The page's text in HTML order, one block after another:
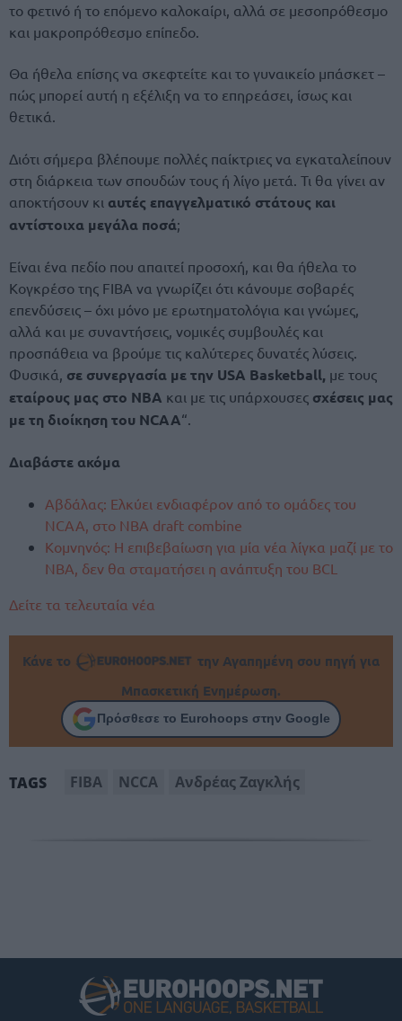
το φετινό ή το επόμενο καλοκαίρι, αλλά σε μεσοπρόθεσμο
και μακροπρόθεσμο επίπεδο.
Θα ήθελα επίσης να σκεφτείτε και το γυναικείο μπάσκετ –
πώς μπορεί αυτή η εξέλιξη να το επηρεάσει, ίσως και
θετικά.
Διότι σήμερα βλέπουμε πολλές παίκτριες να εγκαταλείπουν
στη διάρκεια των σπουδών τους ή λίγο μετά. Τι θα γίνει αν
αποκτήσουν κι αυτές επαγγελματικό στάτους και
αντίστοιχα μεγάλα ποσά;
Είναι ένα πεδίο που απαιτεί προσοχή, και θα ήθελα το
Κογκρέσο της FIBA να γνωρίζει ότι κάνουμε σοβαρές
επενδύσεις – όχι μόνο με ερωτηματολόγια και γνώμες,
αλλά και με συναντήσεις, νομικές συμβουλές και
προσπάθεια να βρούμε τις καλύτερες δυνατές λύσεις.
Φυσικά, σε συνεργασία με την USA Basketball, με τους
εταίρους μας στο NBA και με τις υπάρχουσες σχέσεις μας
με τη διοίκηση του NCAA“.
Διαβάστε ακόμα
Αβδάλας: Ελκύει ενδιαφέρον από το ομάδες του
NCAA, στο NBA draft combine
Κομνηνός: Η επιβεβαίωση για μία νέα λίγκα μαζί με το
NBA, δεν θα σταματήσει η ανάπτυξη του BCL
Δείτε τα τελευταία νέα
Κάνε το
την Αγαπημένη σου πηγή για
Μπασκετική Ενημέρωση.
Πρόσθεσε το Eurohoops στην Google
TAGS FIBA NCCA Ανδρέας Ζαγκλής